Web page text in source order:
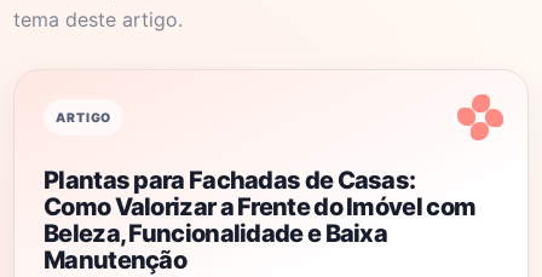
tema deste artigo.
ARTIGO
Plantas para Fachadas de Casas:
Como Valorizar a Frente do Imóvel com
Beleza, Funcionalidade e Baixa
Manutenção